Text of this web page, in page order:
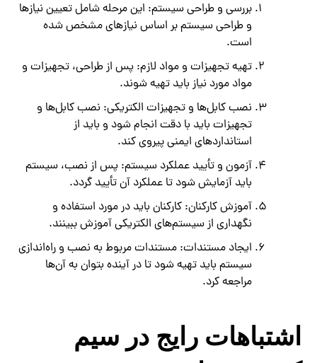
بررسی و طراحی سیستم: این مرحله شامل تعیین نیازها
و طراحی سیستم بر اساس نیازهای مشخص شده
است.
تهیه تجهیزات و مواد لازم: پس از طراحی، تجهیزات و
مواد مورد نیاز باید تهیه شوند.
نصب کابل‌ها و تجهیزات الکتریکی: نصب کابل‌ها و
تجهیزات باید با دقت انجام شود و باید از
استانداردهای ایمنی پیروی کند.
آزمون و تأیید عملکرد سیستم: پس از نصب، سیستم
باید آزمایش شود تا عملکرد آن تأیید گردد.
آموزش کارکنان: کارکنان باید در مورد استفاده و
نگهداری از سیستم‌های الکتریکی آموزش ببینند.
ایجاد مستندات: مستندات مربوط به نصب و راه‌اندازی
سیستم باید تهیه شود تا در آینده بتوان به آن‌ها
مراجعه کرد.
اشتباهات رایج در سیم